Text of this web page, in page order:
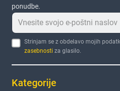
ponudbe.
Strinjam se z obdelavo mojih
zasebnosti za glasilo.
Kategorije